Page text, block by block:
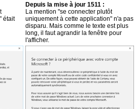
était
Depuis la mise à jour 1511 :
La mention "se connecter plutôt
uniquement à cette application" n'a pas
disparu. Mais comme le texte est plus
long, il faut agrandir la fenêtre pour
l'afficher.